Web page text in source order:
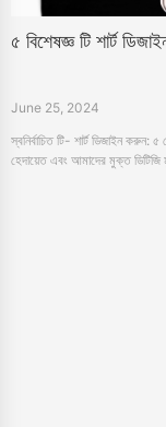
৫ বিশেষজ্ঞ টি শার্ট
June 25, 2024
স্বনির্বাচিত টি- শার্ট ডিজাইন করুন:
হেদায়েত এবং আমাদের মুক্ত ডিটিজি